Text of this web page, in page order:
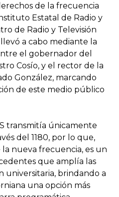
de la frecuencia
Estatal de Radio y
de Radio y Televisión
a cabo mediante la
el gobernador del
Cosío, y el rector de la
González, marcando
de este medio público
transmitía únicamente
del 1180, por lo que,
nueva frecuencia, es un
que amplía las
universitaria, brindando a
una opción más